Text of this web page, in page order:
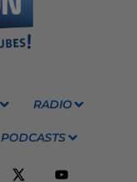
RADIO
PODCASTS